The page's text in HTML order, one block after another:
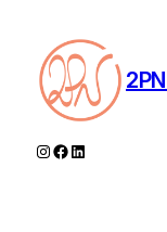
contenu
Instagram
Facebook
LinkedIn